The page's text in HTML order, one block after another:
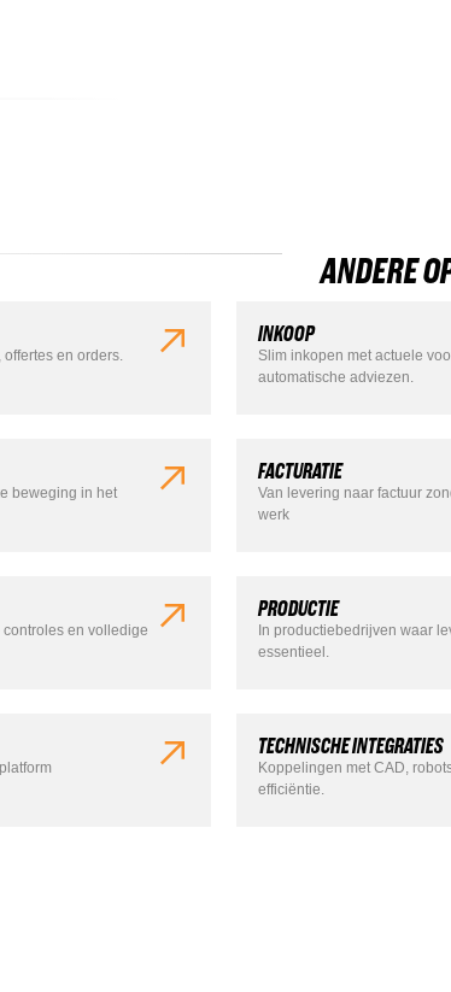
ANDERE
en orders.
INKOOP
Slim inkopen met actuele
automatische adviezen.
beweging in het
FACTURATIE
Van levering naar factuur
werk
en volledige
PRODUCTIE
In productiebedrijven waar
essentieel.
TECHNISCHE INTEGRATIES
Koppelingen met CAD,
efficiëntie.